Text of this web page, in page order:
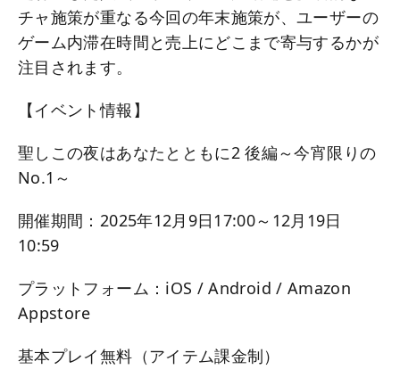
チャ施策が重なる今回の年末施策が、ユーザーの
ゲーム内滞在時間と売上にどこまで寄与するかが
注目されます。
【イベント情報】
聖しこの夜はあなたとともに2 後編～今宵限りの
No.1～
開催期間：2025年12月9日17:00～12月19日
10:59
プラットフォーム：iOS / Android / Amazon
Appstore
基本プレイ無料（アイテム課金制）